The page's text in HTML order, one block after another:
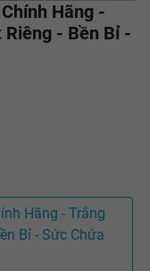
Hãng -
- Bền Bỉ -
Hãng - Trắng
Bỉ - Sức Chứa